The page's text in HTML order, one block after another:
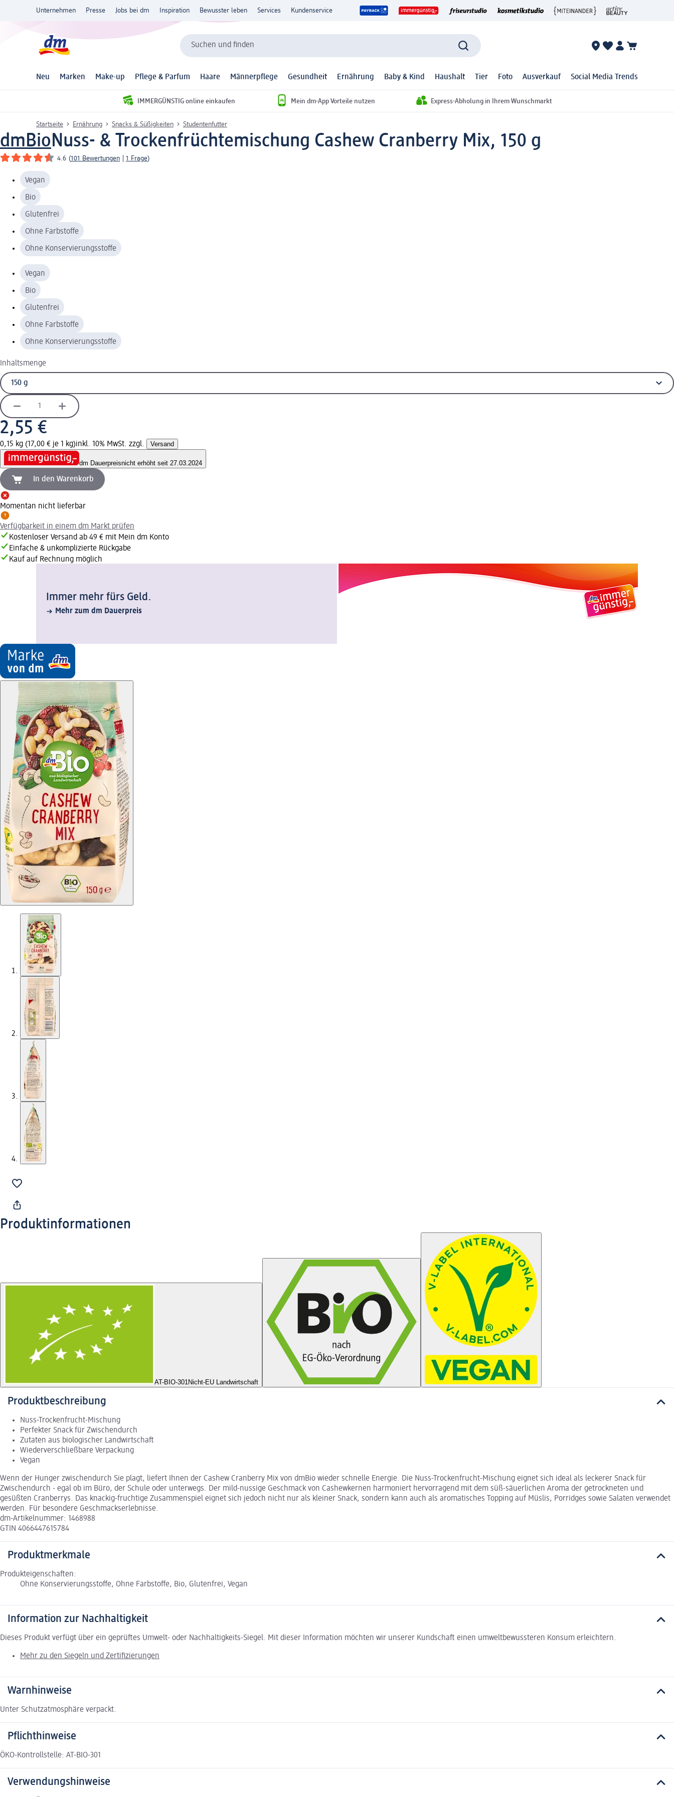
Unternehmen Presse Jobs bei dm Inspiration Bewusster leben Services Kundenservice
Suchen und finden
Neu Marken Make-up Pflege & Parfum Haare Männerpflege Gesundheit Ernährung Baby & Kind Haushalt Tier Foto Ausverkauf Social Media Trends
IMMERGÜNSTIG online einkaufen Mein dm-App Vorteile nutzen Express-Abholung in Ihrem Wunschmarkt
Startseite Ernährung Snacks & Süßigkeiten Studentenfutter
dmBioNuss- & Trockenfrüchtemischung Cashew Cranberry Mix, 150 g
4.6 (101 Bewertungen 1 Frage)
Vegan
Bio
Glutenfrei
Ohne Farbstoffe
Ohne Konservierungsstoffe
Vegan
Bio
Glutenfrei
Ohne Farbstoffe
Ohne Konservierungsstoffe
Inhaltsmenge
2,55 €
0,15 kg (17,00 € je 1 kg)inkl. 10% MwSt. zzgl. Versand
dm Dauerpreisnicht erhöht seit 27.03.2024
In den Warenkorb
Momentan nicht lieferbar
Verfügbarkeit in einem dm Markt prüfen
Kostenloser Versand ab 49 € mit Mein dm Konto
Einfache & unkomplizierte Rückgabe
Kauf auf Rechnung möglich
Immer mehr fürs Geld.
Mehr zum dm Dauerpreis
Produktinformationen
AT-BIO-301Nicht-EU Landwirtschaft
Produktbeschreibung
Nuss-Trockenfrucht-Mischung
Perfekter Snack für Zwischendurch
Zutaten aus biologischer Landwirtschaft
Wiederverschließbare Verpackung
Vegan
Wenn der Hunger zwischendurch Sie plagt, liefert Ihnen der Cashew Cranberry Mix von dmBio wieder schnelle Energie. Die Nuss-Trockenfrucht-Mischung eignet sich ideal als leckerer Snack für
Zwischendurch - egal ob im Büro, der Schule oder unterwegs. Der mild-nussige Geschmack von Cashewkernen harmoniert hervorragend mit dem süß-säuerlichen Aroma der getrockneten und
gesüßten Cranberrys. Das knackig-fruchtige Zusammenspiel eignet sich jedoch nicht nur als kleiner Snack, sondern kann auch als aromatisches Topping auf Müslis, Porridges sowie Salaten verwendet
werden. Für besondere Geschmackserlebnisse.
dm-Artikelnummer: 1468988
GTIN 4066447615784
Produktmerkmale
Produkteigenschaften:
Ohne Konservierungsstoffe, Ohne Farbstoffe, Bio, Glutenfrei, Vegan
Information zur Nachhaltigkeit
Dieses Produkt verfügt über ein geprüftes Umwelt- oder Nachhaltigkeits-Siegel. Mit dieser Information möchten wir unserer Kundschaft einen umweltbewussteren Konsum erleichtern.
Mehr zu den Siegeln und Zertifizierungen
Warnhinweise
Unter Schutzatmosphäre verpackt.
Pflichthinweise
ÖKO-Kontrollstelle: AT-BIO-301
Verwendungshinweise